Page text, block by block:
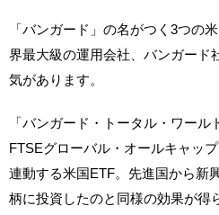
「バンガード」の名がつく3つの
界最大級の運用会社、バンガード
気があります。
「バンガード・トータル・ワー
FTSEグローバル・オールキャッ
連動する米国ETF。先進国から新
柄に投資したのと同様の効果が得